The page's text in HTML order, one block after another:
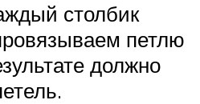
столбик
петлю
должно